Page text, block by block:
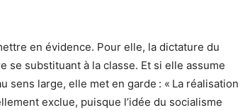
en évidence. Pour elle, la dictature du
se substituant à la classe. Et si elle assume
large, elle met en garde : « La réalisation
exclue, puisque l’idée du socialisme